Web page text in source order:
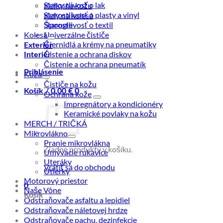
Starostlivosť o lak
Starostlivosť o plasty a vinyl
Starostlivosť o textil
Univerzálne čističe
Exteriér
Interiér
Prihlásenie
Košík /0,00 € 0
Žiadne produkty v košíku.
Vrátiť sa do obchodu
0
Košík
Kefky na kožu
Kefy na kolesá
Špongie
Kolesá
Čiernidlá a krémy na pneumatiky
Čistenie a ochrana diskov
Čistenie a ochrana pneumatík
Koža
Čističe na kožu
Ochrana kože
Impregnátory a kondicionéry
Keramické povlaky na kožu
MERCH / TRIČKÁ
Mikrovlákno
Pranie mikrovlákna
Umývacie rukavice
Uteráky
Utierky
Motorový priestor
Naše Vône
Odstraňovače asfaltu a lepidiel
Odstraňovače náletovej hrdze
Odstraňovače pachu, dezinfekcie